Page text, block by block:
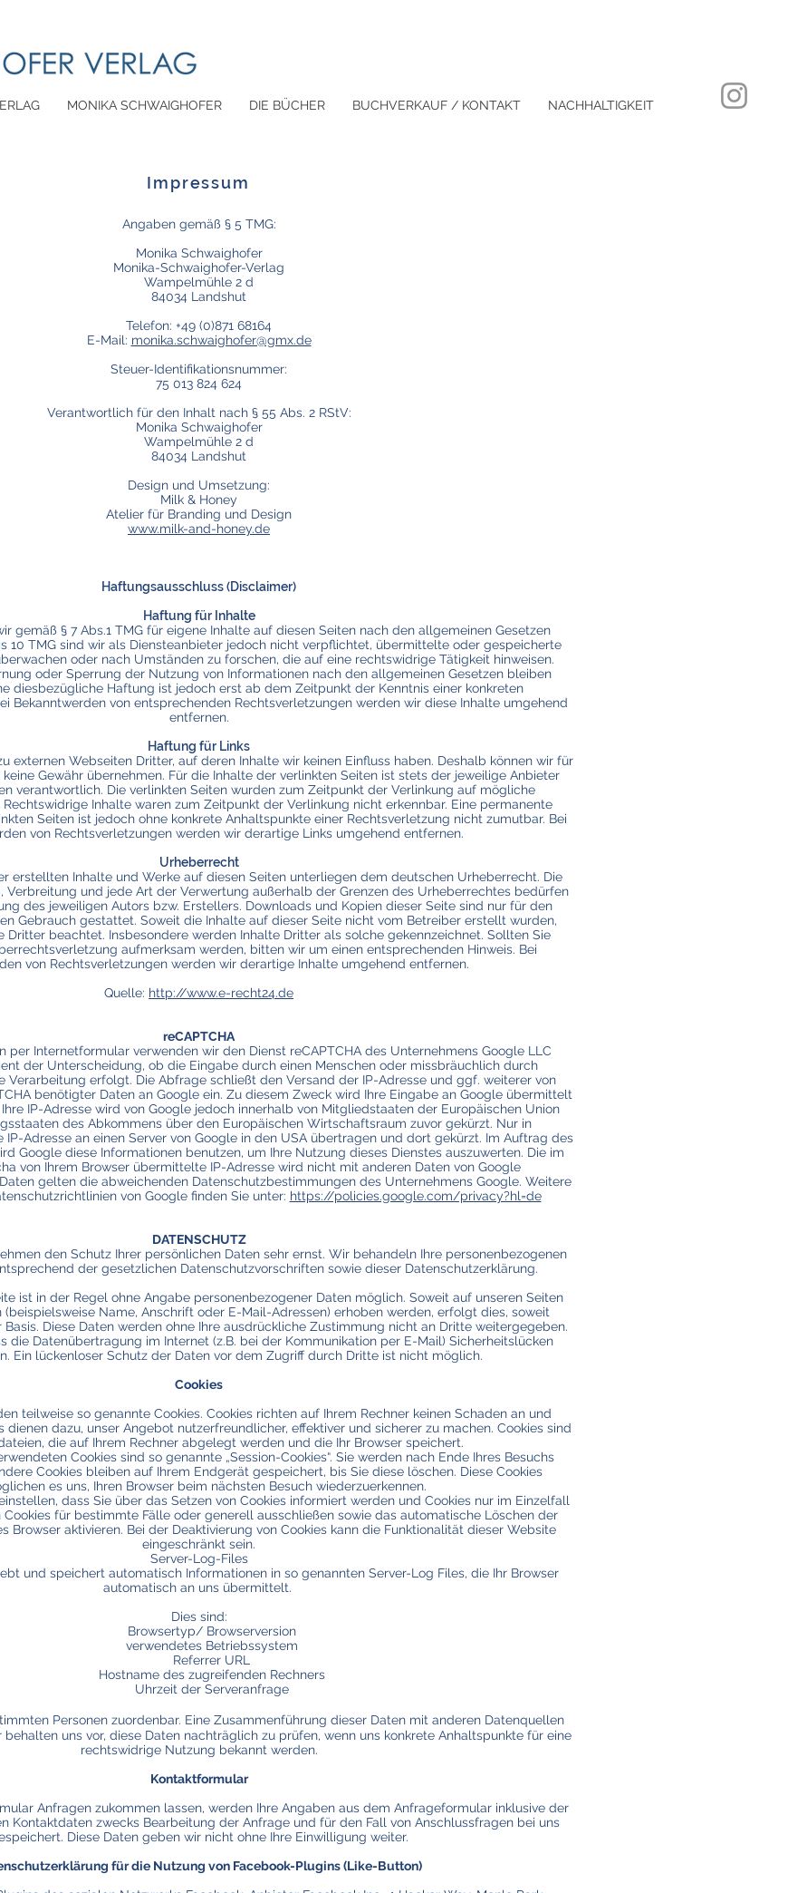
Impressum
Angaben gemäß § 5 TMG:
Monika Schwaighofer
Monika-Schwaighofer-Verlag
Wampelmühle 2 d
84034 Landshut
Telefon: +49 (0)871 68164
E-Mail: monika.schwaighofer@gmx.de
Steuer-Identifikationsnummer:
75 013 824 624
Verantwortlich für den Inhalt nach § 55 Abs. 2 RStV:
Monika Schwaighofer
Wampelmühle 2 d
84034 Landshut
Design und Umsetzung:
Milk & Honey
Atelier für Branding und Design
www.milk-and-honey.de
Haftungsausschluss (Disclaimer)
Haftung für Inhalte
gemäß § 7 Abs.1 TMG für eigene Inhalte auf diesen Seiten nach den allgemeinen Gesetzen
10 TMG sind wir als Diensteanbieter jedoch nicht verpflichtet, übermittelte oder gespeicherte
oder nach Umständen zu forschen, die auf eine rechtswidrige Tätigkeit hinweisen.
oder Sperrung der Nutzung von Informationen nach den allgemeinen Gesetzen bleiben
diesbezügliche Haftung ist jedoch erst ab dem Zeitpunkt der Kenntnis einer konkreten
Bekanntwerden von entsprechenden Rechtsverletzungen werden wir diese Inhalte umgehend
entfernen.
Haftung für Links
externen Webseiten Dritter, auf deren Inhalte wir keinen Einfluss haben. Deshalb können wir für
Gewähr übernehmen. Für die Inhalte der verlinkten Seiten ist stets der jeweilige Anbieter
verantwortlich. Die verlinkten Seiten wurden zum Zeitpunkt der Verlinkung auf mögliche
Inhalte waren zum Zeitpunkt der Verlinkung nicht erkennbar. Eine permanente
Seiten ist jedoch ohne konkrete Anhaltspunkte einer Rechtsverletzung nicht zumutbar. Bei
von Rechtsverletzungen werden wir derartige Links umgehend entfernen.
Urheberrecht
erstellten Inhalte und Werke auf diesen Seiten unterliegen dem deutschen Urheberrecht. Die
Verbreitung und jede Art der Verwertung außerhalb der Grenzen des Urheberrechtes bedürfen
des jeweiligen Autors bzw. Erstellers. Downloads und Kopien dieser Seite sind nur für den
Gebrauch gestattet. Soweit die Inhalte auf dieser Seite nicht vom Betreiber erstellt wurden,
Dritter beachtet. Insbesondere werden Inhalte Dritter als solche gekennzeichnet. Sollten Sie
aufmerksam werden, bitten wir um einen entsprechenden Hinweis. Bei
von Rechtsverletzungen werden wir derartige Inhalte umgehend entfernen.
Quelle: http://www.e-recht24.de
reCAPTCHA
per Internetformular verwenden wir den Dienst reCAPTCHA des Unternehmens Google LLC
der Unterscheidung, ob die Eingabe durch einen Menschen oder missbräuchlich durch
Verarbeitung erfolgt. Die Abfrage schließt den Versand der IP-Adresse und ggf. weiterer von
benötigter Daten an Google ein. Zu diesem Zweck wird Ihre Eingabe an Google übermittelt
IP-Adresse wird von Google jedoch innerhalb von Mitgliedstaaten der Europäischen Union
des Abkommens über den Europäischen Wirtschaftsraum zuvor gekürzt. Nur in
Adresse an einen Server von Google in den USA übertragen und dort gekürzt. Im Auftrag des
Google diese Informationen benutzen, um Ihre Nutzung dieses Dienstes auszuwerten. Die im
von Ihrem Browser übermittelte IP-Adresse wird nicht mit anderen Daten von Google
gelten die abweichenden Datenschutzbestimmungen des Unternehmens Google. Weitere
von Google finden Sie unter: https://policies.google.com/privacy?hl=de
DATENSCHUTZ
den Schutz Ihrer persönlichen Daten sehr ernst. Wir behandeln Ihre personenbezogenen
der gesetzlichen Datenschutzvorschriften sowie dieser Datenschutzerklärung.
ist in der Regel ohne Angabe personenbezogener Daten möglich. Soweit auf unseren Seiten
(beispielsweise Name, Anschrift oder E-Mail-Adressen) erhoben werden, erfolgt dies, soweit
Diese Daten werden ohne Ihre ausdrückliche Zustimmung nicht an Dritte weitergegeben.
die Datenübertragung im Internet (z.B. bei der Kommunikation per E-Mail) Sicherheitslücken
Ein lückenloser Schutz der Daten vor dem Zugriff durch Dritte ist nicht möglich.
Cookies
teilweise so genannte Cookies. Cookies richten auf Ihrem Rechner keinen Schaden an und
dienen dazu, unser Angebot nutzerfreundlicher, effektiver und sicherer zu machen. Cookies sind
die auf Ihrem Rechner abgelegt werden und die Ihr Browser speichert.
Cookies sind so genannte „Session-Cookies“. Sie werden nach Ende Ihres Besuchs
Cookies bleiben auf Ihrem Endgerät gespeichert, bis Sie diese löschen. Diese Cookies
es uns, Ihren Browser beim nächsten Besuch wiederzuerkennen.
dass Sie über das Setzen von Cookies informiert werden und Cookies nur im Einzelfall
Cookies für bestimmte Fälle oder generell ausschließen sowie das automatische Löschen der
Browser aktivieren. Bei der Deaktivierung von Cookies kann die Funktionalität dieser Website
eingeschränkt sein.
Server-Log-Files
und speichert automatisch Informationen in so genannten Server-Log Files, die Ihr Browser
automatisch an uns übermittelt.
Dies sind:
Browsertyp/ Browserversion
verwendetes Betriebssystem
Referrer URL
Hostname des zugreifenden Rechners
Uhrzeit der Serveranfrage
Personen zuordenbar. Eine Zusammenführung dieser Daten mit anderen Datenquellen
uns vor, diese Daten nachträglich zu prüfen, wenn uns konkrete Anhaltspunkte für eine
rechtswidrige Nutzung bekannt werden.
Kontaktformular
Anfragen zukommen lassen, werden Ihre Angaben aus dem Anfrageformular inklusive der
Kontaktdaten zwecks Bearbeitung der Anfrage und für den Fall von Anschlussfragen bei uns
Diese Daten geben wir nicht ohne Ihre Einwilligung weiter.
für die Nutzung von Facebook-Plugins (Like-Button)
MONIKA SCHWAIGHOFER DIE BÜCHER BUCHVERKAUF / KONTAKT NACHHALTIGKEIT